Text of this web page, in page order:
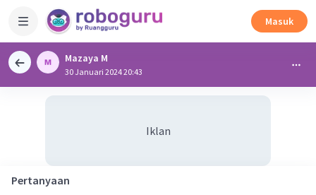
Masuk
Mazaya M
30 Januari 2024 20:43
Iklan
Pertanyaan